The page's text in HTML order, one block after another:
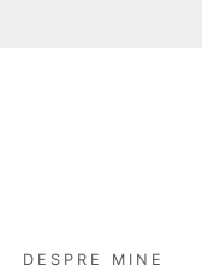
DESPRE MINE